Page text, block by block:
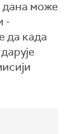
дана може
-
да када